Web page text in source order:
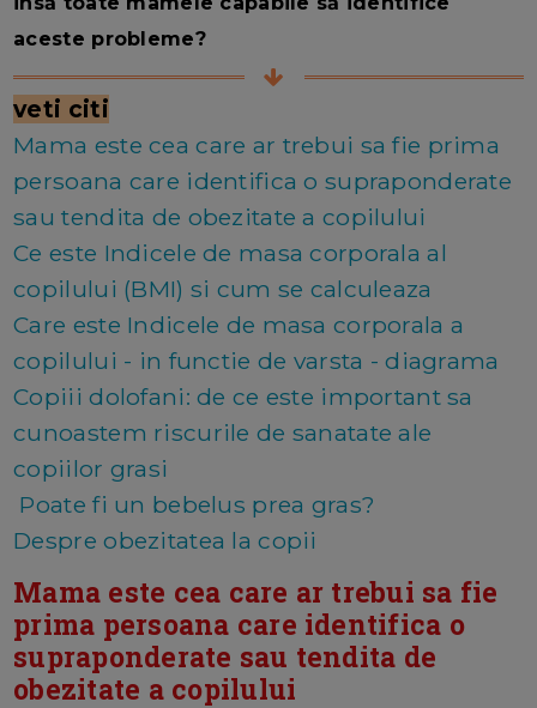
aceste probleme?
veti citi
Mama este cea care ar trebui sa fie prima
persoana care identifica o supraponderate
sau tendita de obezitate a copilului
Ce este Indicele de masa corporala al
copilului (BMI) si cum se calculeaza
Care este Indicele de masa corporala a
copilului - in functie de varsta - diagrama
Copiii dolofani: de ce este important sa
cunoastem riscurile de sanatate ale
copiilor grasi
Poate fi un bebelus prea gras?
Despre obezitatea la copii
Mama este cea care ar trebui sa fie
prima persoana care identifica o
supraponderate sau tendita de
obezitate a copilului